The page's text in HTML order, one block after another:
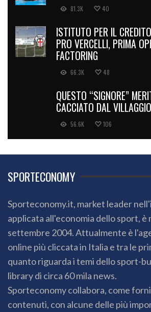
81.3K 40
ISTITUTO PER IL
PRO VERCELLI, PRIMA
FACTORING
66.3K 48
QUESTO “SIGNORE”
CACCIATO DAL
56.6K 106
SPORTECONOMY
Sporteconomy.it, market leader
applicata all'economia dello sport, è
settembre 2004. Attualmente è
online più cliccata in Italia e tra le
quanto riguarda i temi dello sport-
library di circa 60 mila news.
Sporteconomy collabora, come
contenuti, con alcune delle più